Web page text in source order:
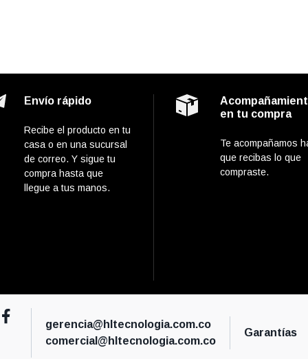
Envío rápido
Recibe el producto en tu
casa o en una sucursal
de correo. Y sigue tu
compra hasta que
llegue a tus manos.
en tu compra
Te acompañamos
que recibas lo que
compraste.
gerencia@hltecnologia.com.co
comercial@hltecnologia.com.co
Garantías